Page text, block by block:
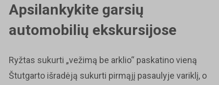
Apsilankykite garsių
automobilių ekskursijose
Ryžtas sukurti „vežimą be arklio“ paskatino vieną
Štutgarto išradėją sukurti pirmąjį pasaulyje variklį, o